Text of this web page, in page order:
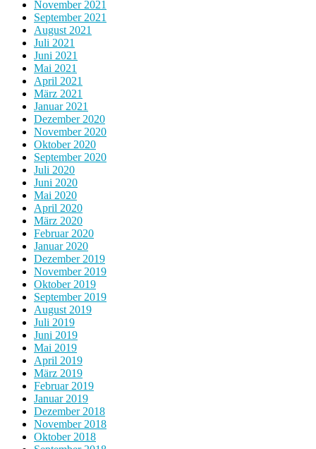
November 2021
September 2021
August 2021
Juli 2021
Juni 2021
Mai 2021
April 2021
März 2021
Januar 2021
Dezember 2020
November 2020
Oktober 2020
September 2020
Juli 2020
Juni 2020
Mai 2020
April 2020
März 2020
Februar 2020
Januar 2020
Dezember 2019
November 2019
Oktober 2019
September 2019
August 2019
Juli 2019
Juni 2019
Mai 2019
April 2019
März 2019
Februar 2019
Januar 2019
Dezember 2018
November 2018
Oktober 2018